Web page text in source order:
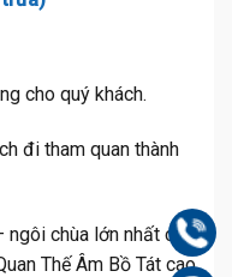
cho quý khách.
đi tham quan thành
ngôi chùa lớn nhất của
Thế Âm Bồ Tát cao